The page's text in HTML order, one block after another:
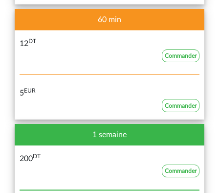
60 min
12DT
Commander
5EUR
Commander
1 semaine
200DT
Commander